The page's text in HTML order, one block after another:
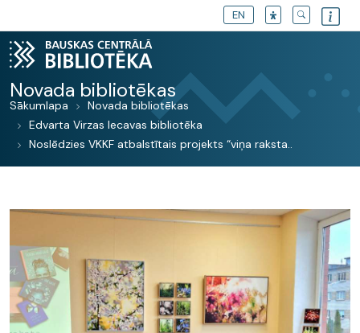
EN
Novada bibliotēkas
Sākumlapa
Novada bibliotēkas
Edvarta Virzas Iecavas bibliotēka
Noslēdzies VKKF atbalstītais projekts “viņa raksta..